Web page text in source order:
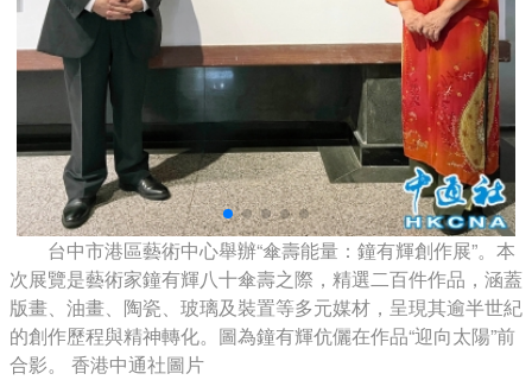
台中市港區藝術中心舉辦“傘壽能量：鐘有輝創作展”。本
次展覽是藝術家鐘有輝八十傘壽之際，精選二百件作品，涵蓋
版畫、油畫、陶瓷、玻璃及裝置等多元媒材，呈現其逾半世紀
的創作歷程與精神轉化。圖為鐘有輝伉儷在作品“迎向太陽”前
合影。 香港中通社圖片